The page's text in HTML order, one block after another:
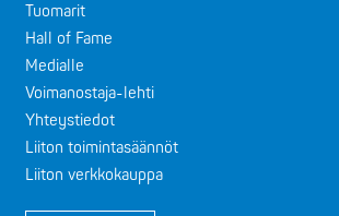
Tuomarit
Hall of Fame
Medialle
Voimanostaja-lehti
Yhteystiedot
Liiton toimintasäännöt
Liiton verkkokauppa